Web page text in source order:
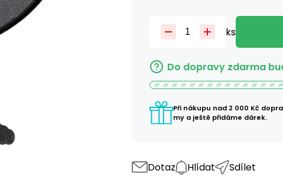
ks
Do dopravy zdarma
Při nákupu nad 2 000 Kč
my a ještě přidáme dárek.
Dotaz Hlídat Sdílet